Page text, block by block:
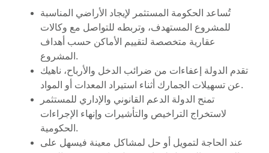
تُساعد الحكومة المستثمر لإيجاد الأراضي المناسبة
للمشروع المستهدف، وتربطه للتواصل مع وكالات
عقارية متخصصة لتقييم الأماكن حسب أهداف
المشروع.
تقدم الدولة إعفاءات من ضرائب الدخل والأرباح، ناهيك
عن تسهيلات الجمارك أثناء استيراد المعدات أو المواد.
تمنح الدولة الدعم القانوني والإداري للمستثمر
لاستخراج التراخيص والتأشيرات وإنهاء الإجراءات
الحكومية.
عند الحاجة لتمويل أو حل لمشاكل معينة فيسهل على